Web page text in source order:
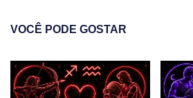
VOCÊ PODE GOSTAR